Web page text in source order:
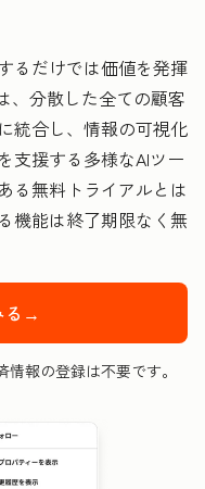
るだけでは価値を発揮
、分散した全ての顧客
統合し、情報の可視化
支援する多様なAIツー
る無料トライアルとは
機能は終了期限なく無
る→
報の登録は不要です。